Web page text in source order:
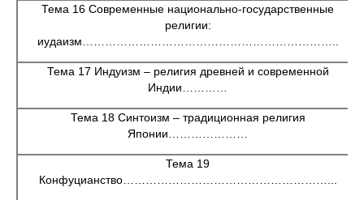
Тема 16 Современные национально-государственные
религии:
иудаизм…………………………………………………………..
Тема 17 Индуизм – религия древней и современной
Индии…………
Тема 18 Синтоизм – традиционная религия
Японии…………………
Тема 19
Конфуцианство………………………………………………...